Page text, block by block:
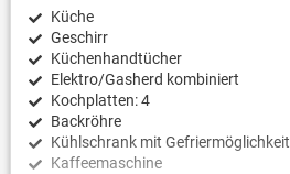
Küche
Geschirr
Küchenhandtücher
Elektro/Gasherd kombiniert
Kochplatten: 4
Backröhre
Kühlschrank mit Gefriermöglichkeit
Kaffeemaschine